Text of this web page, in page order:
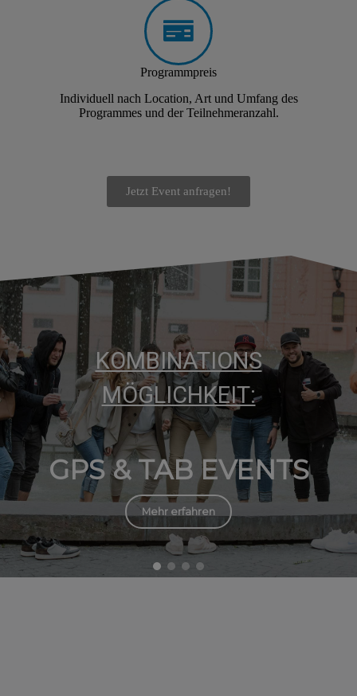
Programmpreis
Individuell nach Location, Art und Umfang des
Programmes und der Teilnehmeranzahl.
Jetzt Event anfragen!
KOMBINATIONS
MÖGLICHKEIT:
GPS & TAB EVENTS
Mehr erfahren